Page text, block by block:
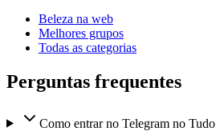
Beleza na web
Melhores grupos
Todas as categorias
Perguntas frequentes
Como entrar no Telegram no